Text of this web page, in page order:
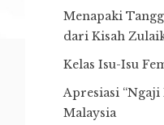
Menapaki
dari Kisah
Kelas Isu-Isu
Apresiasi “Ngaji
Malaysia